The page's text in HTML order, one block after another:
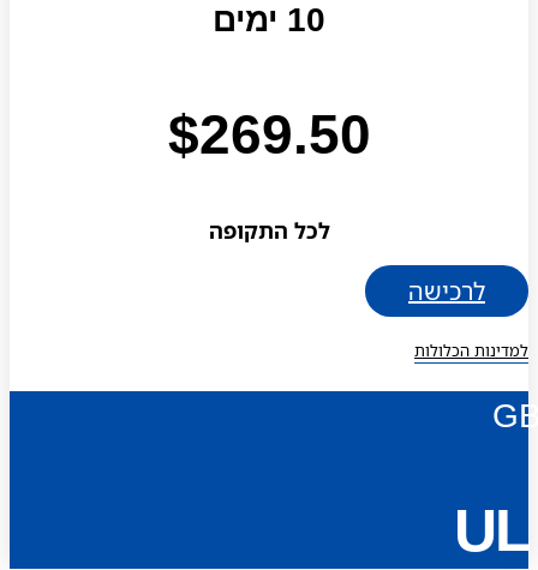
10 ימים
$269.50
לכל התקופה
לרכישה
למדינות הכלולות
UL